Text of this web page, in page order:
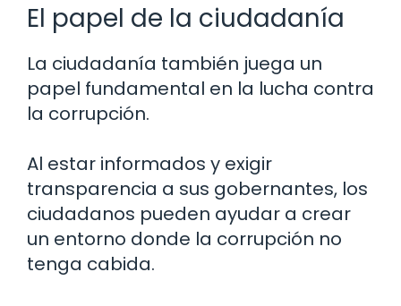
El papel de la ciudadanía
La ciudadanía también juega un
papel fundamental en la lucha contra
la corrupción.
Al estar informados y exigir
transparencia a sus gobernantes, los
ciudadanos pueden ayudar a crear
un entorno donde la corrupción no
tenga cabida.